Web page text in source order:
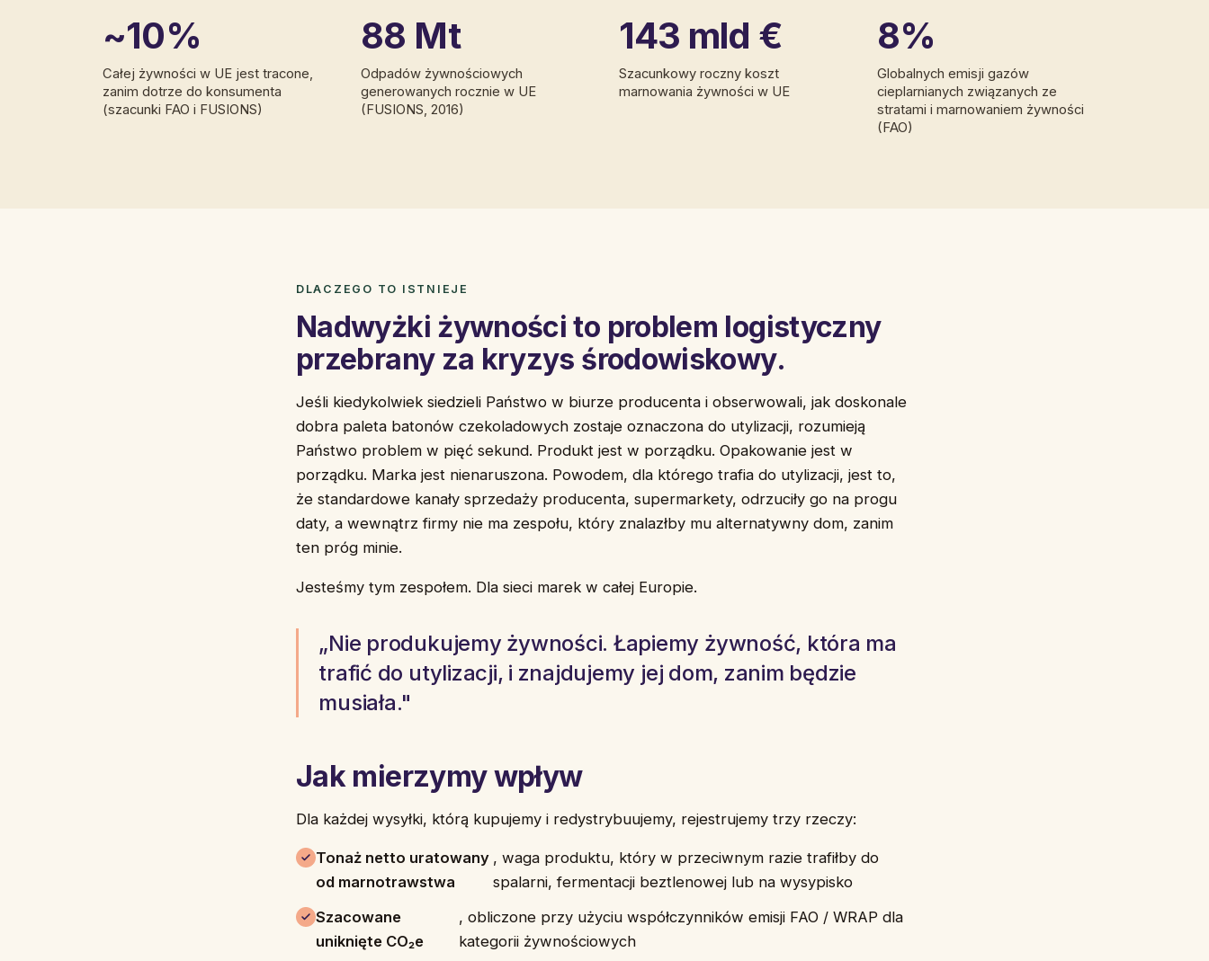
~10%
Całej żywności w UE jest tracone,
zanim dotrze do konsumenta
(szacunki FAO i FUSIONS)
88 Mt
Odpadów żywnościowych
generowanych rocznie w UE
(FUSIONS, 2016)
143 mld €
Szacunkowy roczny koszt
marnowania żywności w UE
8%
Globalnych emisji gazów
cieplarnianych związanych ze
stratami i marnowaniem żywności
(FAO)
DLACZEGO TO ISTNIEJE
Nadwyżki żywności to problem logistyczny
przebrany za kryzys środowiskowy.
Jeśli kiedykolwiek siedzieli Państwo w biurze producenta i obserwowali, jak doskonale
dobra paleta batonów czekoladowych zostaje oznaczona do utylizacji, rozumieją
Państwo problem w pięć sekund. Produkt jest w porządku. Opakowanie jest w
porządku. Marka jest nienaruszona. Powodem, dla którego trafia do utylizacji, jest to,
że standardowe kanały sprzedaży producenta, supermarkety, odrzuciły go na progu
daty, a wewnątrz firmy nie ma zespołu, który znalazłby mu alternatywny dom, zanim
ten próg minie.
Jesteśmy tym zespołem. Dla sieci marek w całej Europie.
„Nie produkujemy żywności. Łapiemy żywność, która ma
trafić do utylizacji, i znajdujemy jej dom, zanim będzie
musiała."
Jak mierzymy wpływ
Dla każdej wysyłki, którą kupujemy i redystrybuujemy, rejestrujemy trzy rzeczy:
Tonaż netto uratowany
od marnotrawstwa
, waga produktu, który w przeciwnym razie trafiłby do
spalarni, fermentacji beztlenowej lub na wysypisko
Szacowane
uniknięte CO₂e
, obliczone przy użyciu współczynników emisji FAO / WRAP dla
kategorii żywnościowych